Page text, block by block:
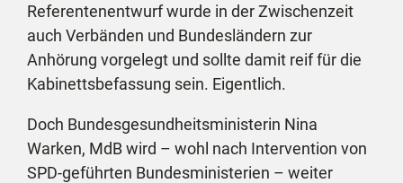
Referentenentwurf wurde in der Zwischenzeit
auch Verbänden und Bundesländern zur
Anhörung vorgelegt und sollte damit reif für die
Kabinettsbefassung sein. Eigentlich.
Doch Bundesgesundheitsministerin Nina
Warken, MdB wird – wohl nach Intervention von
SPD-geführten Bundesministerien – weiter